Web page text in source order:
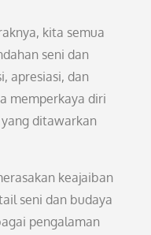
kita semua
seni dan
apresiasi, dan
memperkaya diri
ditawarkan
keajaiban
seni dan budaya
pengalaman